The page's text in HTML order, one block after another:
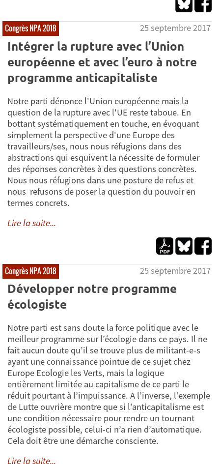
Congrès NPA 2018 25 septembre 2017
Intégrer la rupture avec l’Union
européenne et avec l’euro à notre
programme anticapitaliste
Notre parti dénonce l'Union européenne mais la
question de la rupture avec l'UE reste taboue. En
bottant systématiquement en touche, en évoquant
simplement la perspective d'une Europe des
travailleurs/ses, nous nous réfugions dans des
abstractions qui esquivent la nécessite de formuler
des réponses concrètes à des questions concrètes.
Nous nous réfugions dans une posture de refus et
nous refusons de poser la question du pouvoir en
termes concrets.
Lire la suite...
Congrès NPA 2018 25 septembre 2017
Développer notre programme
écologiste
Notre parti est sans doute la force politique avec le
meilleur programme sur l’écologie dans ce pays. Il ne
fait aucun doute qu’il se trouve plus de militant-e-s
ayant une connaissance pointue de ce sujet chez
Europe Ecologie les Verts, mais la logique
entièrement limitée au capitalisme de ce parti le
réduit pourtant à l’impuissance. A l’inverse, l’exemple
de Lutte ouvrière montre que si l’anticapitalisme est
une condition nécessaire pour rendre un tournant
écologiste possible, celui-ci n’a rien d’automatique.
Cela doit être une démarche consciente.
Lire la suite...